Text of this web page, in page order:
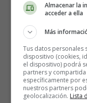
Almacenar la
acceder a ella
Más
Tus datos personales
dispositivo (cookies,
el dispositivo) podrá
partners y
específicamente por
nuestros partners
geolocalización. Lista